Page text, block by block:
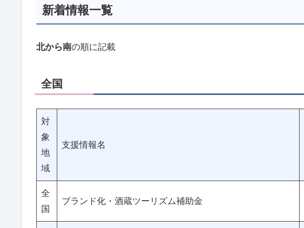
新着情報一覧
北から南の順に記載
全国
対
象
地
域
支援情報名
全
国
ブランド化・酒蔵ツーリズム補助金